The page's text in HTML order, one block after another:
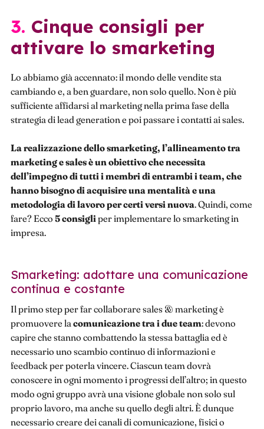
3. Cinque consigli per
attivare lo smarketing
Lo abbiamo già accennato: il mondo delle vendite sta
cambiando e, a ben guardare, non solo quello. Non è più
sufficiente affidarsi al marketing nella prima fase della
strategia di lead generation e poi passare i contatti ai sales.
La realizzazione dello smarketing, l’allineamento tra
marketing e sales è un obiettivo che necessita
dell’impegno di tutti i membri di entrambi i team, che
hanno bisogno di acquisire una mentalità e una
metodologia di lavoro per certi versi nuova. Quindi, come
fare? Ecco 5 consigli per implementare lo smarketing in
impresa.
Smarketing: adottare una comunicazione
continua e costante
Il primo step per far collaborare sales & marketing è
promuovere la comunicazione tra i due team: devono
capire che stanno combattendo la stessa battaglia ed è
necessario uno scambio continuo di informazioni e
feedback per poterla vincere. Ciascun team dovrà
conoscere in ogni momento i progressi dell’altro; in questo
modo ogni gruppo avrà una visione globale non solo sul
proprio lavoro, ma anche su quello degli altri. È dunque
necessario creare dei canali di comunicazione, fisici o